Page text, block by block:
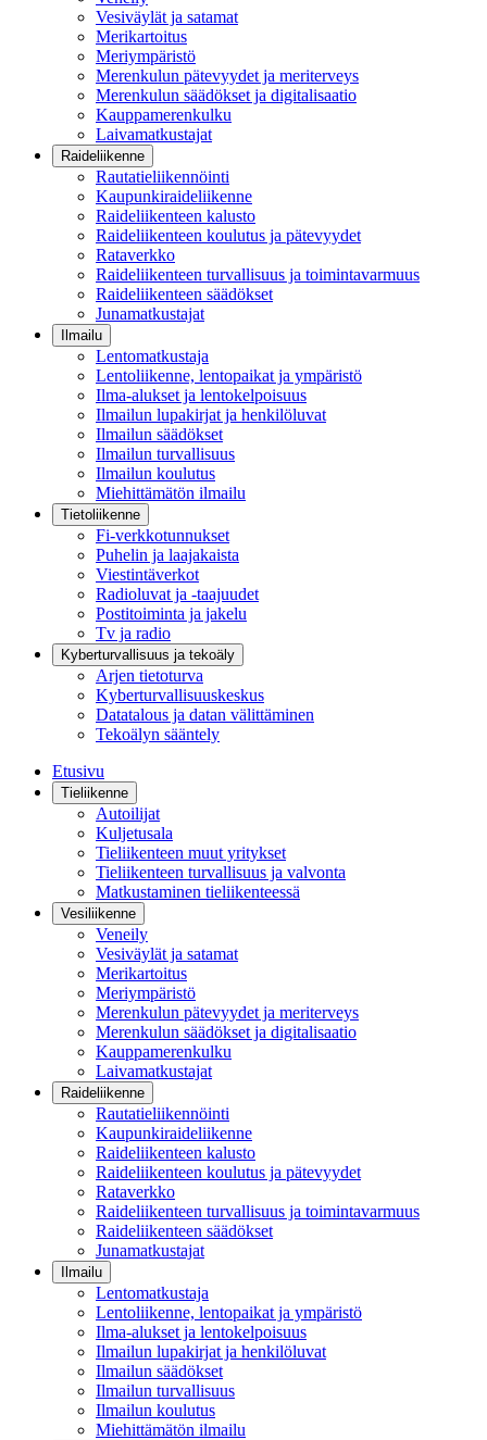
Vesiväylät ja satamat
Merikartoitus
Meriympäristö
Merenkulun pätevyydet ja meriterveys
Merenkulun säädökset ja digitalisaatio
Kauppamerenkulku
Laivamatkustajat
Raideliikenne
Rautatieliikennöinti
Kaupunkiraideliikenne
Raideliikenteen kalusto
Raideliikenteen koulutus ja pätevyydet
Rataverkko
Raideliikenteen turvallisuus ja toimintavarmuus
Raideliikenteen säädökset
Junamatkustajat
Ilmailu
Lentomatkustaja
Lentoliikenne, lentopaikat ja ympäristö
Ilma-alukset ja lentokelpoisuus
Ilmailun lupakirjat ja henkilöluvat
Ilmailun säädökset
Ilmailun turvallisuus
Ilmailun koulutus
Miehittämätön ilmailu
Tietoliikenne
Fi-verkkotunnukset
Puhelin ja laajakaista
Viestintäverkot
Radioluvat ja -taajuudet
Postitoiminta ja jakelu
Tv ja radio
Kyberturvallisuus ja tekoäly
Arjen tietoturva
Kyberturvallisuuskeskus
Datatalous ja datan välittäminen
Tekoälyn sääntely
Etusivu
Tieliikenne
Autoilijat
Kuljetusala
Tieliikenteen muut yritykset
Tieliikenteen turvallisuus ja valvonta
Matkustaminen tieliikenteessä
Vesiliikenne
Veneily
Vesiväylät ja satamat
Merikartoitus
Meriympäristö
Merenkulun pätevyydet ja meriterveys
Merenkulun säädökset ja digitalisaatio
Kauppamerenkulku
Laivamatkustajat
Raideliikenne
Rautatieliikennöinti
Kaupunkiraideliikenne
Raideliikenteen kalusto
Raideliikenteen koulutus ja pätevyydet
Rataverkko
Raideliikenteen turvallisuus ja toimintavarmuus
Raideliikenteen säädökset
Junamatkustajat
Ilmailu
Lentomatkustaja
Lentoliikenne, lentopaikat ja ympäristö
Ilma-alukset ja lentokelpoisuus
Ilmailun lupakirjat ja henkilöluvat
Ilmailun säädökset
Ilmailun turvallisuus
Ilmailun koulutus
Miehittämätön ilmailu